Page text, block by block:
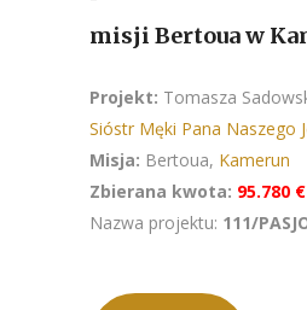
misji Bertoua w
Projekt: Tomasza
Sióstr Męki Pana Naszego
Misja: Bertoua, Kamerun
Zbierana kwota: 95.780 €
Nazwa projektu: 111/